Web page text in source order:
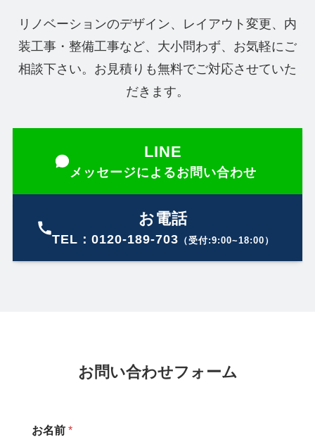
リノベーションのデザイン、レイアウト変更、内
装工事・整備工事など、 大小問わず、お気軽にご
相談下さい。お見積りも無料でご対応させていた
だきます。
LINE
メッセージによるお問い合わせ
お電話
TEL：0120-189-703 （受付:9:00~18:00）
お問い合わせフォーム
お名前 *